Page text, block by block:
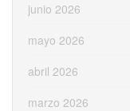
junio 2026
mayo 2026
abril 2026
marzo 2026